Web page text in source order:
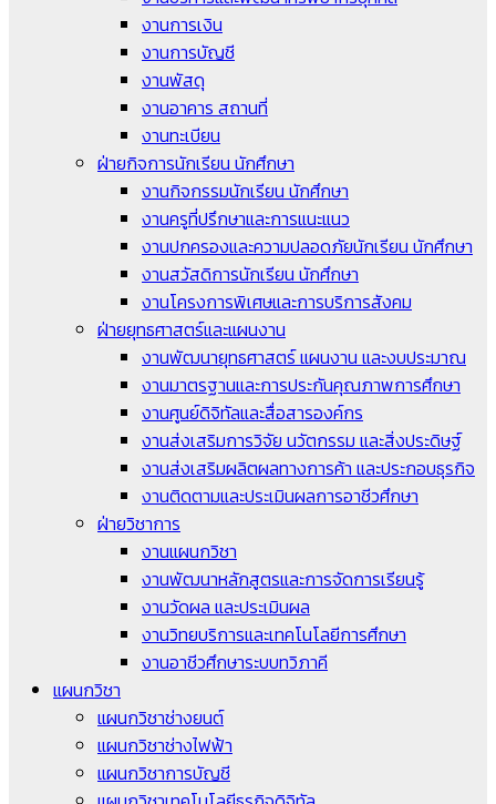
งานการเงิน
งานการบัญชี
งานพัสดุ
งานอาคาร สถานที่
งานทะเบียน
ฝ่ายกิจการนักเรียน นักศึกษา
งานกิจกรรมนักเรียน นักศึกษา
งานครูที่ปรึกษาและการแนะแนว
งานปกครองและความปลอดภัยนักเรียน นักศึกษา
งานสวัสดิการนักเรียน นักศึกษา
งานโครงการพิเศษและการบริการสังคม
ฝ่ายยุทธศาสตร์และแผนงาน
งานพัฒนายุทธศาสตร์ แผนงาน และงบประมาณ
งานมาตรฐานและการประกันคุณภาพการศึกษา
งานศูนย์ดิจิทัลและสื่อสารองค์กร
งานส่งเสริมการวิจัย นวัตกรรม และสิ่งประดิษฐ์
งานส่งเสริมผลิตผลทางการค้า และประกอบธุรกิจ
งานติดตามและประเมินผลการอาชีวศึกษา
ฝ่ายวิชาการ
งานแผนกวิชา
งานพัฒนาหลักสูตรและการจัดการเรียนรู้
งานวัดผล และประเมินผล
งานวิทยบริการและเทคโนโลยีการศึกษา
งานอาชีวศึกษาระบบทวิภาคี
แผนกวิชา
แผนกวิชาช่างยนต์
แผนกวิชาช่างไฟฟ้า
แผนกวิชาการบัญชี